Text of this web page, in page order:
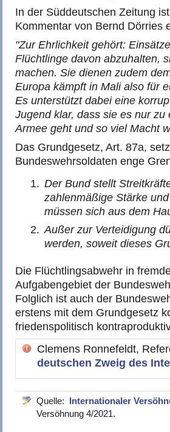
In der Süddeutschen Zeitung
Kommentar von Bernd Dörries
"Zur Ehrlichkeit gehört:
Flüchtlinge davon abzuhalten,
machen. Sie dienen zudem
Europa kämpft in Mali also für
Es unterstützt dabei eine
Jugend klar, dass sie es nur
Armee geht und so viel Macht
Das Grundgesetz, Art. 87a,
Bundeswehrsoldaten enge
Der Bund stellt
zahlenmäßige Stärke
müssen sich aus dem
Außer zur Verteidigung
werden, soweit dieses
Die Flüchtlingsabwehr in
Aufgabengebiet der
Folglich ist auch der
erstens mit dem Grundgesetz
friedenspolitisch
Clemens Ronnefeldt,
deutschen Zweig des
Quelle: Internationaler
Versöhnung 4/2021.